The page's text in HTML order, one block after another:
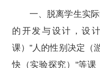
一、脱离学生实
的开发与设计，设
课）”人的性别决定（
快（实验探究）"等课